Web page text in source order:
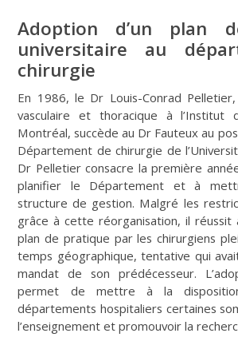
Adoption d’un plan
universitaire au
chirurgie
En 1986, le Dr Louis-Conrad
vasculaire et thoracique à l’Institut
Montréal, succède au Dr Fauteux au
Département de chirurgie de
Dr Pelletier consacre la première
planifier le Département et à
structure de gestion. Malgré les
grâce à cette réorganisation, il
plan de pratique par les chirurgiens
temps géographique, tentative qui
mandat de son prédécesseur.
permet de mettre à la
départements hospitaliers certaines
l’enseignement et promouvoir la